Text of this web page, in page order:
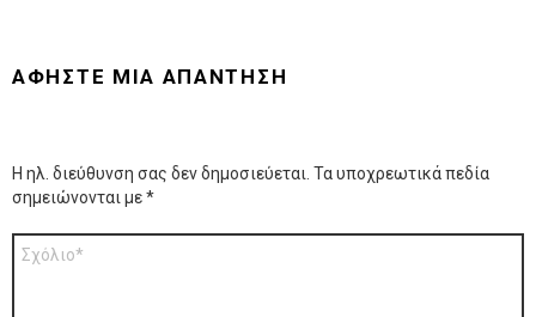
ΑΦΉΣΤΕ ΜΙΑ ΑΠΆΝΤΗΣΗ
Η ηλ. διεύθυνση σας δεν δημοσιεύεται. Τα υποχρεωτικά πεδία
σημειώνονται με*
Σχόλιο